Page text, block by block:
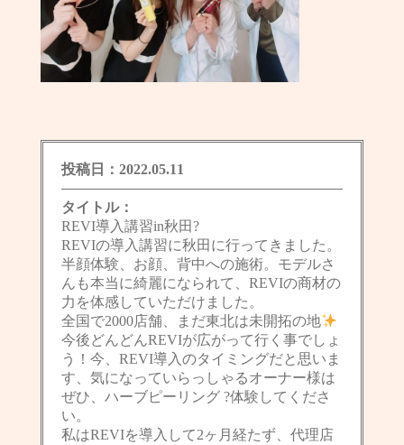
投稿日：2022.05.11
タイトル：
REVI導入講習in秋田?
REVIの導入講習に秋田に行ってきました。
半顔体験、お顔、背中への施術。モデルさ
んも本当に綺麗になられて、REVIの商材の
力を体感していただけました。
全国で2000店舗、まだ東北は未開拓の地
今後どんどんREVIが広がって行く事でしょ
う！今、REVI導入のタイミングだと思いま
す、気になっていらっしゃるオーナー様は
ぜひ、ハーブピーリング ?体験してくださ
い。
私はREVIを導入して2ヶ月経たず、代理店